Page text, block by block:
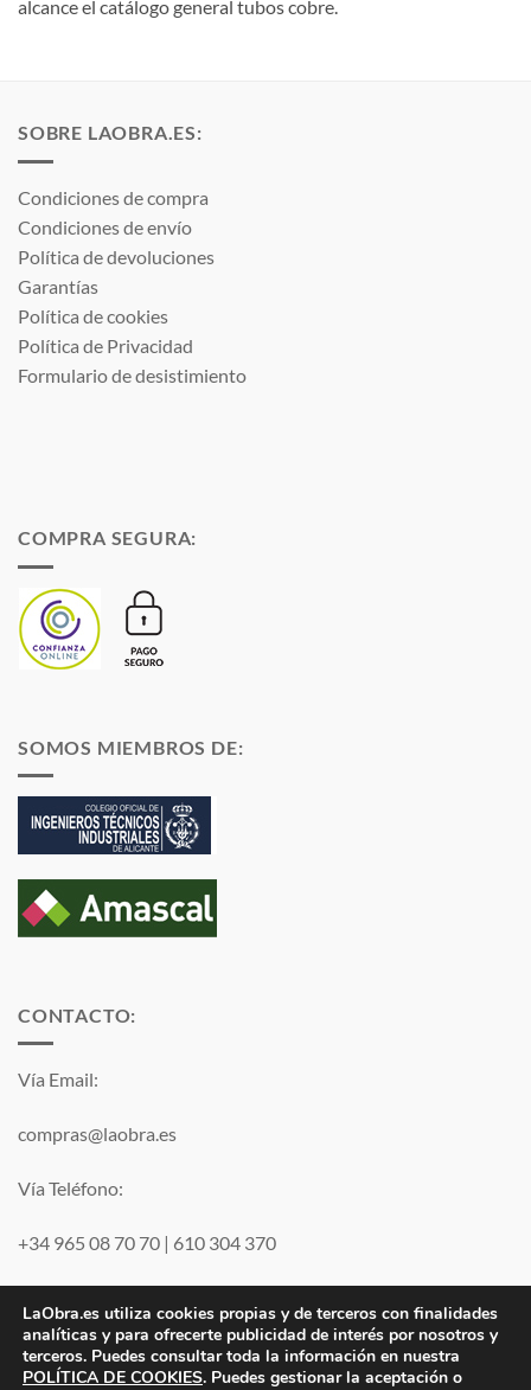
alcance el catálogo general tubos cobre.
SOBRE LAOBRA.ES:
Condiciones de compra
Condiciones de envío
Política de devoluciones
Garantías
Política de cookies
Política de Privacidad
Formulario de desistimiento
COMPRA SEGURA:
SOMOS MIEMBROS DE:
CONTACTO:
Vía Email:
compras@laobra.es
Vía Teléfono:
+34 965 08 70 70 | 610 304 370
Visa PayPal MasterCard
LaObra.es utiliza cookies propias y de terceros con finalidades
analíticas y para ofrecerte publicidad de interés por nosotros y
terceros. Puedes consultar toda la información en nuestra
POLÍTICA DE COOKIES. Puedes gestionar la aceptación o